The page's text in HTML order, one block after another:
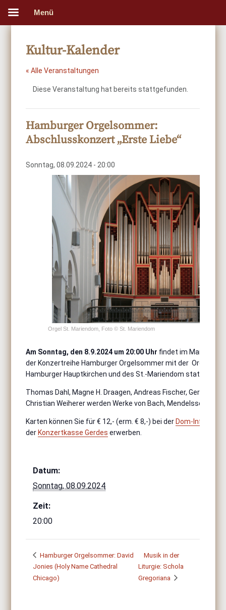
Kultur-Kalender
« Alle Veranstaltungen
Diese Veranstaltung hat bereits stattgefunden.
Hamburger Orgelsommer:
Abschlusskonzert „Erste Liebe“
Sonntag, 08.09.2024 - 20:00
Orgel St. Mariendom, Foto © St. Mariendom
Am Sonntag, den 8.9.2024 um 20:00 Uhr findet im
der Konzertreihe Hamburger Orgelsommer mit der
Hamburger Hauptkirchen und des St.-Mariendom statt.
Thomas Dahl, Magne H. Draagen, Andreas Fischer, Gerhard
Christian Weiherer werden Werke von Bach, Mendelssohn,
Karten können Sie für € 12,- (erm. € 8,-) bei der Dom-Info
der Konzertkasse Gerdes erwerben.
Datum:
Sonntag, 08.09.2024
Zeit:
20:00
Hamburger Orgelsommer: David
Jonies (Holy Name Cathedral
Chicago)
Musik in der
Liturgie: Schola
Gregoriana
Menü